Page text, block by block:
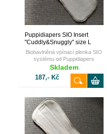
Puppidiapers SIO Insert
"Cuddly&Snuggly" size L
Biobavlněná vpínací plenka SIO
systému od Puppidiapers
Skladem
187,- Kč